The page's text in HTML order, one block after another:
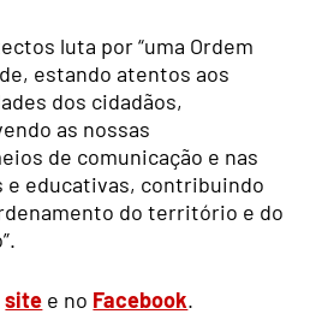
luta por “uma Ordem
estando atentos aos
dos cidadãos,
as nossas
de comunicação e nas
educativas, contribuindo
do território e do
site e no Facebook.